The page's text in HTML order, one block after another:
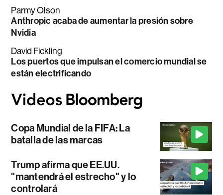
Parmy Olson
Anthropic acaba de aumentar la presión sobre
Nvidia
David Fickling
Los puertos que impulsan el comercio mundial se
están electrificando
Copa Mundial de la FIFA: La
batalla de las marcas
Trump afirma que EE.UU.
"mantendrá el estrecho" y lo
controlará